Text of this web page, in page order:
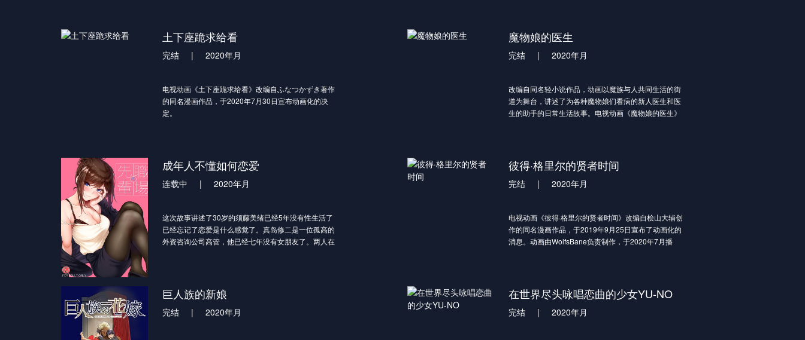
多帮助，只能依靠自己的努力。最终，在不断的艰苦磨
价值的认可。不仅如此，罗峰不仅扛起了供养家庭的重
末日绝境之下，罗峰与其他武者们能否击退怪兽、成功
守护人类世界？
消息。秦梦瑶寒毒在身，活不过二十岁，结亲不过是为
了牧家和秦家的利益。但牧林辰的劝说下，牧云以炼丹
为条件，答应了这门亲事。炼出了淬骨丹，牧云的修为
牧云阴差阳错下唤醒了体内的诛仙图，得知秦梦瑶体内
的并非寒毒，而是冰凰神魄。牧云治好了秦梦瑶，冰凰
神魄的力量使得秦梦瑶修为突飞猛进。在见识到了牧云
两立。 牧云借着诛仙图突破修为，去北云山脉历练，妙
狼，让妙仙语十分震惊。而被人指派暗杀幕运动柳山四
墨大夫试图夺舍韩立，最终却被韩立反杀。通过墨
大夫的遗书韩立得知了一个全新世界：修仙界的存在。
在帮助七玄门抵御外敌之后，韩立离开了七玄门，
通过墨大夫之女墨彩环的口中得知太南小会地址，
韩立为追寻修仙人的足迹决定前往太南小会，拜别家人
后……
土下座跪求给看
完结 | 2020年月
电视动画《土下座跪求给看》改编自ふなつかずき著作
的同名漫画作品，于2020年7月30日宣布动画化的决
定。
在听到“那好吧”之前，土下座就会不停地土下座，对于
突然做出这种行动的土下座，女主角们感到惊讶、害
羞、并且困惑……土下座到底能否成功说服她们呢！？
魔物娘的医生
完结 | 2020年月
改编自同名轻小说作品，动画以魔族与人共同生活的街
道为舞台，讲述了为各种魔物娘们看病的新人医生和医
生的助手的日常生活故事。电视动画《魔物娘的医生》
成年人不懂如何恋爱
连载中 | 2020年月
这次故事讲述了30岁的须藤美绪已经5年没有性生活了
已经忘记了恋爱是什么感觉了。真岛修二是一位孤高的
外资咨询公司高管，他已经七年没有女朋友了。两人在
彼得·格里尔的贤者时间
完结 | 2020年月
电视动画《彼得·格里尔的贤者时间》改编自桧山大辅创
作的同名漫画作品，于2019年9月25日宣布了动画化的
消息。动画由WolfsBane负责制作，于2020年7月播
上胜出，赢得了地上最强的男人这一称号！
这样一来，他与恋人露薇莉亚的婚事也能得到认可了。
然而，巨大的力量总是伴随着巨大的代价……
巨人族的新娘
完结 | 2020年月
在世界尽头咏唱恋曲的少女YU-NO
完结 | 2020年月